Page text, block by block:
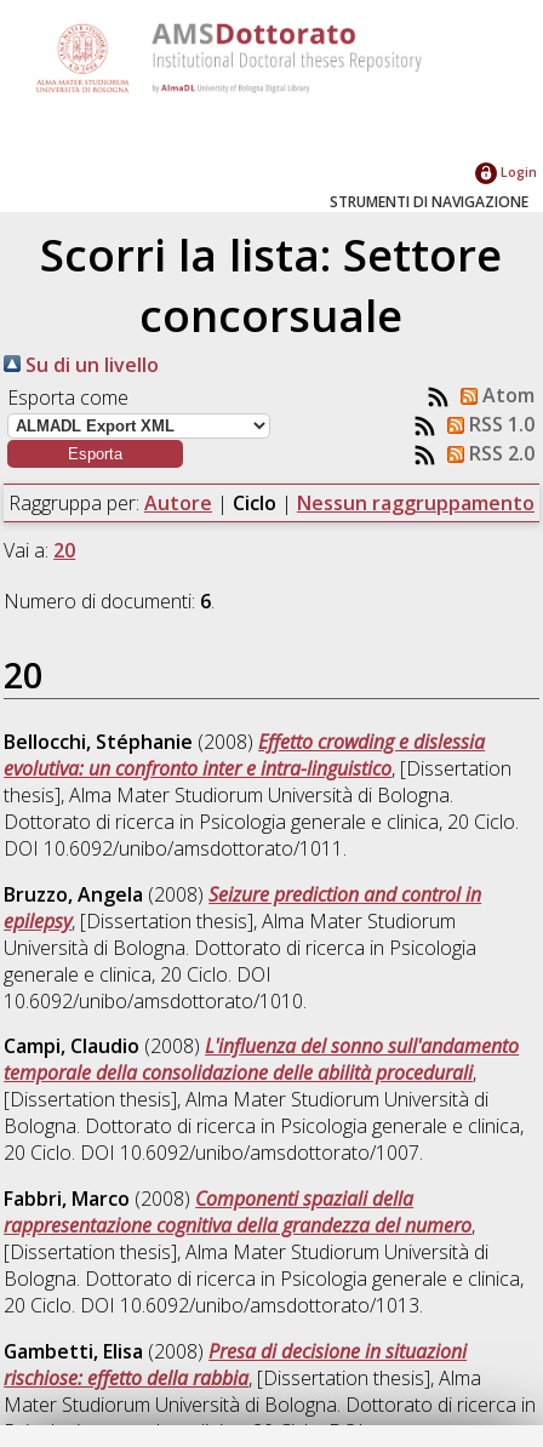
Login
STRUMENTI DI NAVIGAZIONE
Scorri la lista: Settore
concorsuale
Su di un livello
Esporta come
Atom
RSS 1.0
RSS 2.0
Raggruppa per: Autore | Ciclo | Nessun raggruppamento
Vai a: 20
Numero di documenti: 6.
20
Bellocchi, Stéphanie (2008)Effetto crowding e dislessia
evolutiva: un confronto inter e intra-linguistico, [Dissertation
thesis], Alma Mater Studiorum Università di Bologna.
Dottorato di ricerca in Psicologia generale e clinica, 20 Ciclo.
DOI 10.6092/unibo/amsdottorato/1011.
Bruzzo, Angela (2008)Seizure prediction and control in
epilepsy, [Dissertation thesis], Alma Mater Studiorum
Università di Bologna. Dottorato di ricerca in Psicologia
generale e clinica, 20 Ciclo. DOI
10.6092/unibo/amsdottorato/1010.
Campi, Claudio (2008)L'influenza del sonno sull'andamento
temporale della consolidazione delle abilità procedurali,
[Dissertation thesis], Alma Mater Studiorum Università di
Bologna. Dottorato di ricerca in Psicologia generale e clinica,
20 Ciclo. DOI 10.6092/unibo/amsdottorato/1007.
Fabbri, Marco (2008) Componenti spaziali della
rappresentazione cognitiva della grandezza del numero,
[Dissertation thesis], Alma Mater Studiorum Università di
Bologna. Dottorato di ricerca in Psicologia generale e clinica,
20 Ciclo. DOI 10.6092/unibo/amsdottorato/1013.
Gambetti, Elisa (2008)Presa di decisione in situazioni
rischiose: effetto della rabbia, [Dissertation thesis], Alma
Mater Studiorum Università di Bologna. Dottorato di ricerca in
Psicologia generale e clinica, 20 Ciclo. DOI